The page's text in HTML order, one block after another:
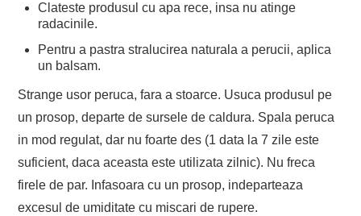
Clateste produsul cu apa rece, insa nu atinge
radacinile.
Pentru a pastra stralucirea naturala a perucii, aplica
un balsam.
Strange usor peruca, fara a stoarce. Usuca produsul pe
un prosop, departe de sursele de caldura. Spala peruca
in mod regulat, dar nu foarte des (1 data la 7 zile este
suficient, daca aceasta este utilizata zilnic). Nu freca
firele de par. Infasoara cu un prosop, indeparteaza
excesul de umiditate cu miscari de rupere.